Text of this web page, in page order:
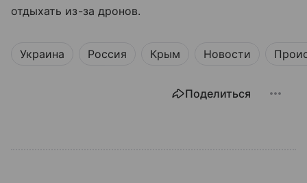
отдыхать из-за дронов.
Украина Россия Крым Новости
Поделиться